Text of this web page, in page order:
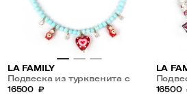
LA FAMILY
Подвеска из турквенита с
красным сердцем и
16500 ₽
LA
16500